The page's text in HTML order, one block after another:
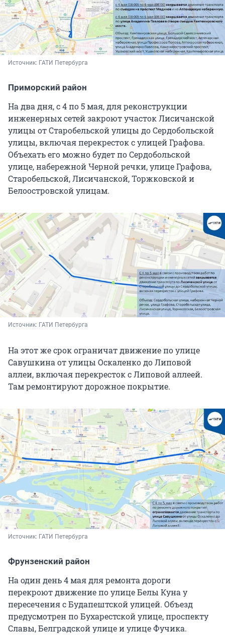
Источник: ГАТИ Петербурга
Приморский район
На два дня, с 4 по 5 мая, для реконструкции
инженерных сетей закроют участок Лисичанской
улицы от Старобельской улицы до Сердобольской
улицы, включая перекресток с улицей Графова.
Объехать его можно будет по Сердобольской
улице, набережной Черной речки, улице Графова,
Старобельской, Лисичанской, Торжковской и
Белоостровской улицам.
Источник: ГАТИ Петербурга
На этот же срок ограничат движение по улице
Савушкина от улицы Оскаленко до Липовой
аллеи, включая перекресток с Липовой аллеей.
Там ремонтируют дорожное покрытие.
Источник: ГАТИ Петербурга
Фрунзенский район
На один день 4 мая для ремонта дороги
перекроют движение по улице Белы Куна у
пересечения с Будапештской улицей. Объезд
предусмотрен по Бухарестской улице, проспекту
Славы, Белградской улице и улице Фучика.